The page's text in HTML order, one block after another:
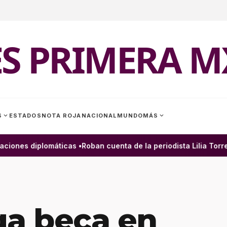
PRIMERA
expand_more ESTADOS NOTA ROJA NACIONAL MUNDOMÁS expand_more
diplomáticas •Roban cuenta de la periodista Lilia